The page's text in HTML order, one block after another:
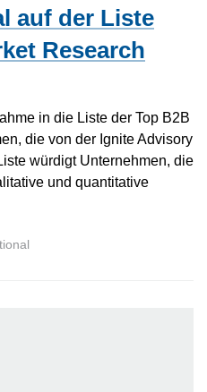
auf der Liste
Research
in die Liste der Top B2B
die von der Ignite Advisory
würdigt Unternehmen, die
und quantitative